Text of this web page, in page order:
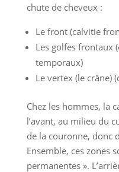
chute de cheveux :
Le front (calvitie
Les golfes frontaux
temporaux)
Le vertex (le crâne)
Chez les hommes, la
l’avant, au milieu du
de la couronne, donc
Ensemble, ces zones
permanentes ».